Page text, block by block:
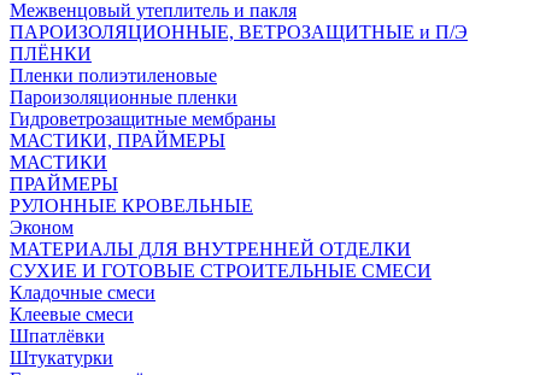
Межвенцовый утеплитель и пакля
ПАРОИЗОЛЯЦИОННЫЕ, ВЕТРОЗАЩИТНЫЕ и П/Э
ПЛЁНКИ
Пленки полиэтиленовые
Пароизоляционные пленки
Гидроветрозащитные мембраны
МАСТИКИ, ПРАЙМЕРЫ
МАСТИКИ
ПРАЙМЕРЫ
РУЛОННЫЕ КРОВЕЛЬНЫЕ
Эконом
МАТЕРИАЛЫ ДЛЯ ВНУТРЕННЕЙ ОТДЕЛКИ
СУХИЕ И ГОТОВЫЕ СТРОИТЕЛЬНЫЕ СМЕСИ
Кладочные смеси
Клеевые смеси
Шпатлёвки
Штукатурки